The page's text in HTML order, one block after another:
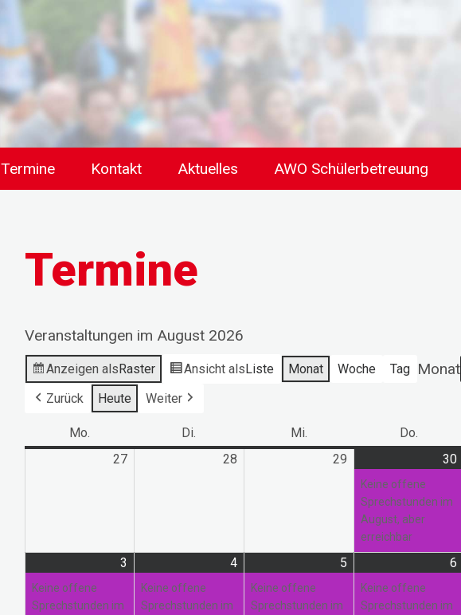
Termine Kontakt Aktuelles AWO Schülerbetreuung
Termine
Veranstaltungen im August 2026
Anzeigen alsRaster Ansicht alsListe Monat Woche Tag Monat
Zurück Heute Weiter
Mo. Di. Mi. Do.
27
28 29
Juli
2026
30
Keine offene
Sprechstunden im
August, aber
erreichbar
3
August
2026
Veranstaltung)
Keine offene
Sprechstunden im
4
August
2026
Veranstaltung)
Keine offene
Sprechstunden im
5
August
2026
Veranstaltung)
Keine offene
Sprechstunden im
6
Keine offene
Sprechstunden im